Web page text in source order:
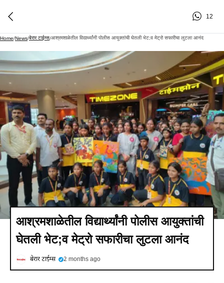
12
Home/News/बेरार टाईम्स/आश्रमशाळेतील विद्यार्थ्यांनी पोलीस आयुक्तांची घेतली भेट;व मेट्रो सफारीचा लुटला आनंद
आश्रमशाळेतील विद्यार्थ्यांनी पोलीस आयुक्तांची
घेतली भेट;व मेट्रो सफारीचा लुटला आनंद
बेरार टाईम्स 2 months ago